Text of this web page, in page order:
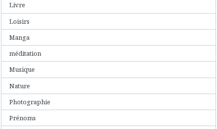
Livre
Loisirs
Manga
méditation
Musique
Nature
Photographie
Prénoms